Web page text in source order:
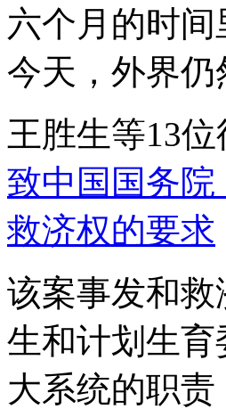
六个月的时
今天，外界
王胜生等13位
致中国国务
救济权的要求
该案事发和
生和计划生
大系统的职